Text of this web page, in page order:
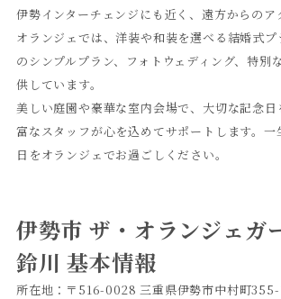
伊勢インターチェンジにも近く、遠方からのア
オランジェでは、洋装や和装を選べる結婚式
のシンプルプラン、フォトウェディング、特別
供しています。
美しい庭園や豪華な室内会場で、大切な記念日
富なスタッフが心を込めてサポートします。一
日をオランジェでお過ごしください。
伊勢市 ザ・オランジェガ
鈴川 基本情報
所在地：〒516-0028 三重県伊勢市中村町